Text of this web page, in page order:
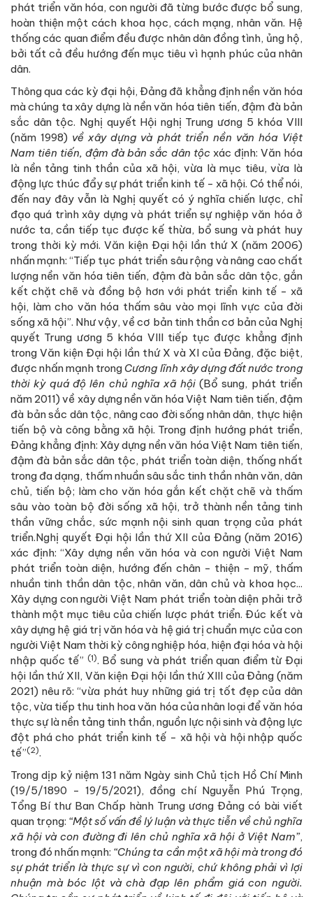
phát triển văn hóa, con người đã từng bước được bổ sung,
hoàn thiện một cách khoa học, cách mạng, nhân văn. Hệ
thống các quan điểm đều được nhân dân đồng tình, ủng hộ,
bởi tất cả đều hướng đến mục tiêu vì hạnh phúc của nhân
dân.
Thông qua các kỳ đại hội, Đảng đã khẳng định nền văn hóa
mà chúng ta xây dựng là nền văn hóa tiên tiến, đậm đà bản
sắc dân tộc. Nghị quyết Hội nghị Trung ương 5 khóa VIII
(năm 1998) về xây dựng và phát triển nền văn hóa Việt
Nam tiên tiến, đậm đà bản sắc dân tộcxác định: Văn hóa
là nền tảng tinh thần của xã hội, vừa là mục tiêu, vừa là
động lực thúc đẩy sự phát triển kinh tế - xã hội. Có thể nói,
đến nay đây vẫn là Nghị quyết có ý nghĩa chiến lược, chỉ
đạo quá trình xây dựng và phát triển sự nghiệp văn hóa ở
nước ta, cần tiếp tục được kế thừa, bổ sung và phát huy
trong thời kỳ mới. Văn kiện Đại hội lần thứ X (năm 2006)
nhấn mạnh: “Tiếp tục phát triển sâu rộng và nâng cao chất
lượng nền văn hóa tiên tiến, đậm đà bản sắc dân tộc, gắn
kết chặt chẽ và đồng bộ hơn với phát triển kinh tế - xã
hội, làm cho văn hóa thấm sâu vào mọi lĩnh vực của đời
sống xã hội”. Như vậy, về cơ bản tinh thần cơ bản của Nghị
quyết Trung ương 5 khóa VIII tiếp tục được khẳng định
trong Văn kiện Đại hội lần thứ X và XI của Đảng, đặc biệt,
được nhấn mạnh trong Cương lĩnh xây dựng đất nước trong
thời kỳ quá độ lên chủ nghĩa xã hội(Bổ sung, phát triển
năm 2011) về xây dựng nền văn hóa Việt Nam tiên tiến, đậm
đà bản sắc dân tộc, nâng cao đời sống nhân dân, thực hiện
tiến bộ và công bằng xã hội. Trong định hướng phát triển,
Đảng khẳng định: Xây dựng nền văn hóa Việt Nam tiên tiến,
đậm đà bản sắc dân tộc, phát triển toàn diện, thống nhất
trong đa dạng, thấm nhuần sâu sắc tinh thần nhân văn, dân
chủ, tiến bộ; làm cho văn hóa gắn kết chặt chẽ và thấm
sâu vào toàn bộ đời sống xã hội, trở thành nền tảng tinh
thần vững chắc, sức mạnh nội sinh quan trọng của phát
triển.Nghị quyết Đại hội lần thứ XII của Đảng (năm 2016)
xác định: “Xây dựng nền văn hóa và con người Việt Nam
phát triển toàn diện, hướng đến chân - thiện - mỹ, thấm
nhuần tinh thần dân tộc, nhân văn, dân chủ và khoa học...
Xây dựng con người Việt Nam phát triển toàn diện phải trở
thành một mục tiêu của chiến lược phát triển. Đúc kết và
xây dựng hệ giá trị văn hóa và hệ giá trị chuẩn mực của con
người Việt Nam thời kỳ công nghiệp hóa, hiện đại hóa và hội
nhập quốc tế” (1). Bổ sung và phát triển quan điểm từ Đại
hội lần thứ XII, Văn kiện Đại hội lần thứ XIII của Đảng (năm
2021) nêu rõ: “vừa phát huy những giá trị tốt đẹp của dân
tộc, vừa tiếp thu tinh hoa văn hóa của nhân loại để văn hóa
thực sự là nền tảng tinh thần, nguồn lực nội sinh và động lực
đột phá cho phát triển kinh tế - xã hội và hội nhập quốc
tế”(2).
Trong dịp kỷ niệm 131 năm Ngày sinh Chủ tịch Hồ Chí Minh
(19/5/1890 - 19/5/2021), đồng chí Nguyễn Phú Trọng,
Tổng Bí thư Ban Chấp hành Trung ương Đảng có bài viết
quan trọng: “Một số vấn đề lý luận và thực tiễn về chủ nghĩa
xã hội và con đường đi lên chủ nghĩa xã hội ở Việt Nam”,
trong đó nhấn mạnh: “Chúng ta cần một xã hội mà trong đó
sự phát triển là thực sự vì con người, chứ không phải vì lợi
nhuận mà bóc lột và chà đạp lên phẩm giá con người.